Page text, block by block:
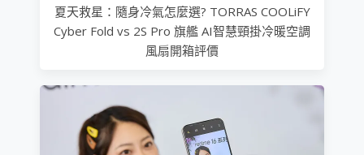
夏天救星：隨身冷氣怎麼選? TORRAS COOLiFY
Cyber Fold vs 2S Pro 旗艦 AI智慧頸掛冷暖空調
風扇開箱評價